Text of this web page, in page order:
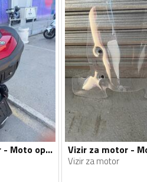
Kofer za motor - Moto oprema
Vizir za motor